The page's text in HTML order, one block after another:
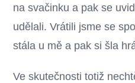
na svačinku a pak se
udělali. Vrátili jsme se
stála u mě a pak si šla
Ve skutečnosti totiž